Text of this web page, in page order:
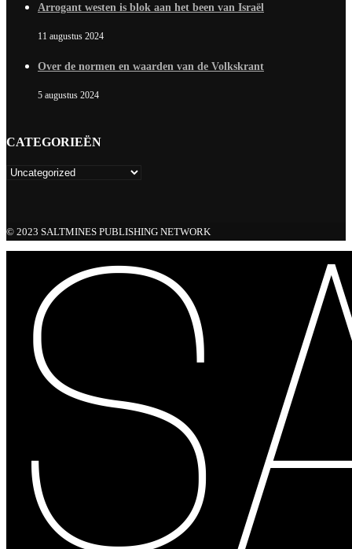
Arrogant westen is blok aan het been van Israël
11 augustus 2024
Over de normen en waarden van de Volkskrant
5 augustus 2024
CATEGORIEËN
© 2023 SALTMINES PUBLISHING NETWORK